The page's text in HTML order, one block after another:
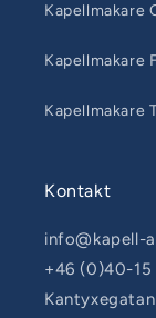
Kapellmakare
Kapellmakare
Kapellmakare
Kontakt
info@kapell-
+46 (0)40-15